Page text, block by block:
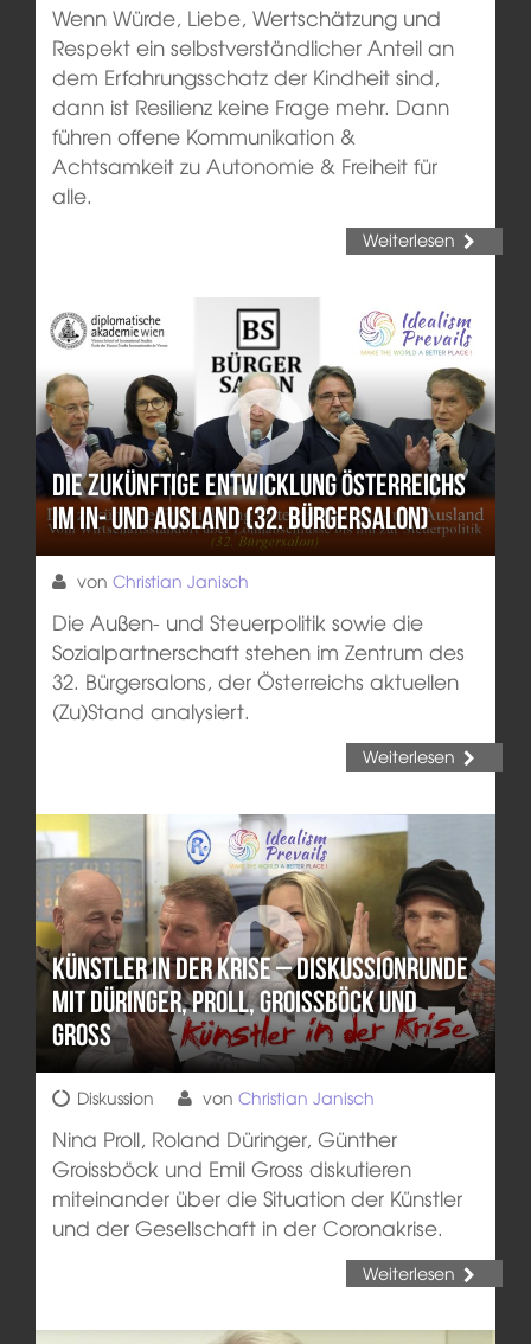
Wenn Würde, Liebe, Wertschätzung und
Respekt ein selbstverständlicher Anteil an
dem Erfahrungsschatz der Kindheit sind,
dann ist Resilienz keine Frage mehr. Dann
führen offene Kommunikation &
Achtsamkeit zu Autonomie & Freiheit für
alle.
Weiterlesen
Die zukünftige Entwicklung Österreichs
im In- und Ausland (32. Bürgersalon)
von Christian Janisch
Die Außen- und Steuerpolitik sowie die
Sozialpartnerschaft stehen im Zentrum des
32. Bürgersalons, der Österreichs aktuellen
(Zu)Stand analysiert.
Weiterlesen
Künstler in der Krise – Diskussionrunde
mit Düringer, Proll, Groissböck und
Gross
Diskussion von Christian Janisch
Nina Proll, Roland Düringer, Günther
Groissböck und Emil Gross diskutieren
miteinander über die Situation der Künstler
und der Gesellschaft in der Coronakrise.
Weiterlesen